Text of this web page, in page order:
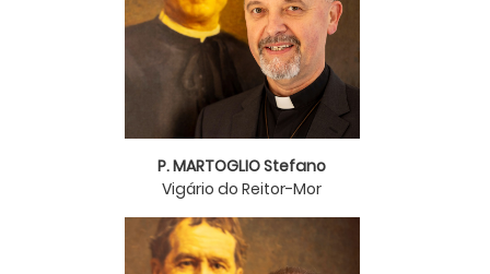
P. MARTOGLIO Stefano
Vigário do Reitor-Mor